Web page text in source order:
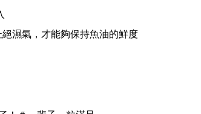
濕氣，才能夠保持魚油的鮮度